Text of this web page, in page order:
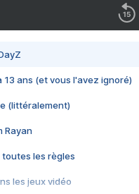
13 ans (et vous l'avez ignoré)
(littéralement)
Rayan
toutes les règles
les jeux vidéo